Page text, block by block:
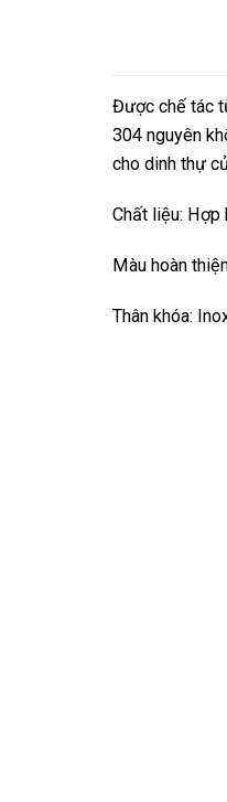
Được chế tác
304 nguyên
cho dinh thự
Chất liệu:
Màu hoàn
Thân khóa: